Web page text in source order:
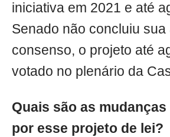
iniciativa em 2021 e até
Senado não concluiu sua
consenso, o projeto até
votado no plenário da
Quais são as
por esse projeto de lei?